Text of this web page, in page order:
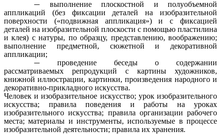
выполнение плоскостной и полуобъемной
аппликаций (без фиксации деталей на изобразительной
поверхности («подвижная аппликация») и с фиксацией
деталей на изобразительной плоскости с помощью пластилина
и клея) с натуры, по образцу, представлению, воображению;
выполнение предметной, сюжетной и декоративной
аппликации;
проведение беседы о содержании
рассматриваемых репродукций с картины художников,
книжной иллюстрации, картинки, произведения народного и
декоративно-прикладного искусства.
Человек и изобразительное искусство; урок изобразительного
искусства; правила поведения и работы на уроках
изобразительного искусства; правила организации рабочего
места; материалы и инструменты, используемые в процессе
изобразительной деятельности; правила их хранения.